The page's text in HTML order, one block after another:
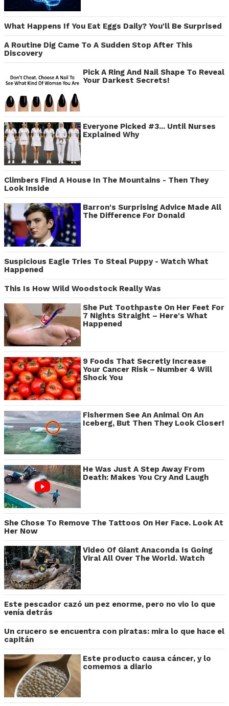
What Happens If You Eat Eggs Daily? You'll Be Surprised
A Routine Dig Came To A Sudden Stop After This
Discovery
Pick A Ring And Nail Shape To Reveal
Your Darkest Secrets!
Everyone Picked #3... Until Nurses
Explained Why
Climbers Find A House In The Mountains - Then They
Look Inside
Barron's Surprising Advice Made All
The Difference For Donald
Suspicious Eagle Tries To Steal Puppy - Watch What
Happened
This Is How Wild Woodstock Really Was
She Put Toothpaste On Her Feet For
7 Nights Straight – Here's What
Happened
9 Foods That Secretly Increase
Your Cancer Risk – Number 4 Will
Shock You
Fishermen See An Animal On An
Iceberg, But Then They Look Closer!
He Was Just A Step Away From
Death: Makes You Cry And Laugh
She Chose To Remove The Tattoos On Her Face. Look At
Her Now
Video Of Giant Anaconda Is Going
Viral All Over The World. Watch
Este pescador cazó un pez enorme, pero no vio lo que
venía detrás
Un crucero se encuentra con piratas: mira lo que hace el
capitán
Este producto causa cáncer, y lo
comemos a diario